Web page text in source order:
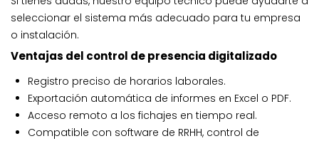
seleccionar el sistema más adecuado para tu empresa
o instalación.
Ventajas del control de presencia digitalizado
Registro preciso de horarios laborales.
Exportación automática de informes en Excel o PDF.
Acceso remoto a los fichajes en tiempo real.
Compatible con software de RRHH, control de